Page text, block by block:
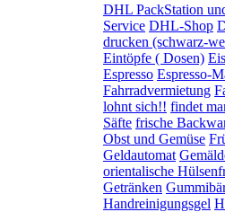
DHL PackStation
Service DHL-Shop
drucken (schwarz-
Eintöpfe ( Dosen) Eis
Espresso Espresso-
Fahrradvermietung
lohnt sich!! findet
Säfte frische
Obst und Gemüse
Geldautomat
orientalische
Getränken
Handreinigungsgel